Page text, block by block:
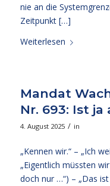
nie an die
Zeitpunkt […]
Weiterlesen
Mandat
Nr. 693: Ist
4. August 2025 / in
„Kennen wir.“ – „Ich
„Eigentlich müssten
doch nur …“) – „Das